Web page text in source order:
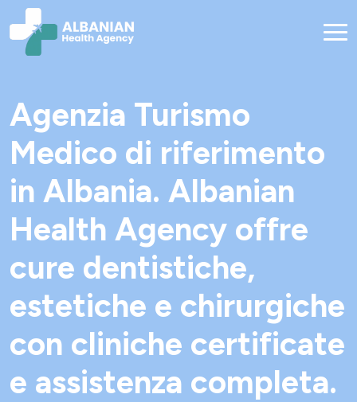
Agenzia Turismo
Medico di riferimento
in Albania. Albanian
Health Agency offre
cure dentistiche,
estetiche e chirurgiche
con cliniche certificate
e assistenza completa.